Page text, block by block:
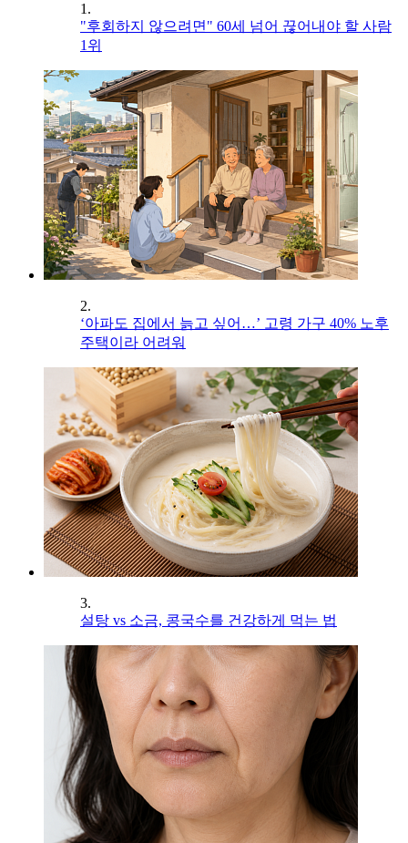
1.
"후회하지 않으려면" 60세 넘어 끊어내야 할 사람
1위
2.
‘아파도 집에서 늙고 싶어…’ 고령 가구 40% 노후
주택이라 어려워
3.
설탕 vs 소금, 콩국수를 건강하게 먹는 법